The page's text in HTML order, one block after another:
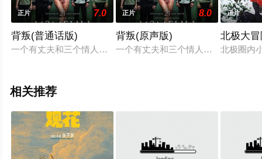
正片 7.0
背叛(普通话版)
一个有丈夫和三个情人的年轻女人的非同寻常的故事，背叛的人
正片 8.0
背叛(原声版)
一个有丈夫和三个情人的年轻女人的
正片
北极大
北极圈内
相关推荐